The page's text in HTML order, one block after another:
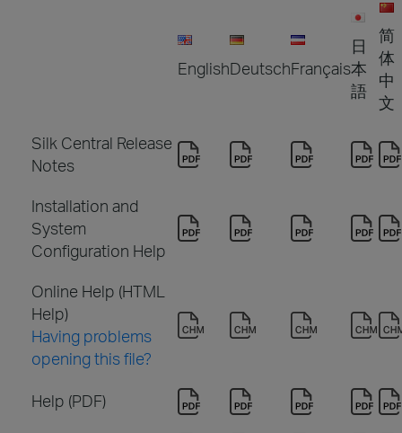
EnglishDeutschFrançais
日
本
語
简
体
中
文
Silk Central Release
Notes
Installation and
System
Configuration Help
Online Help (HTML
Help)
Having problems
opening this file?
Help (PDF)